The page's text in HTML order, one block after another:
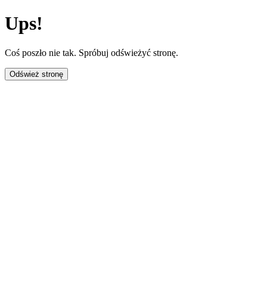
Ups!
Coś poszło nie tak. Spróbuj odświeżyć stronę.
Odśwież stronę